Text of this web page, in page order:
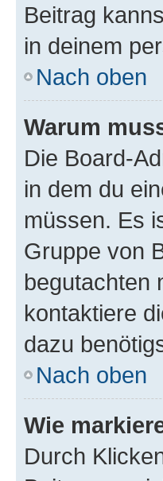
Beitrag
in deinem
Nach oben
Warum
Die Board-
in dem du
müssen. Es
Gruppe von
begutachten
kontaktiere
dazu
Nach oben
Wie
Durch